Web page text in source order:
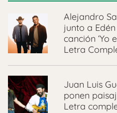
Alejandro
junto a
canción ‘Yo
Letra
Juan Luis
ponen
Letra